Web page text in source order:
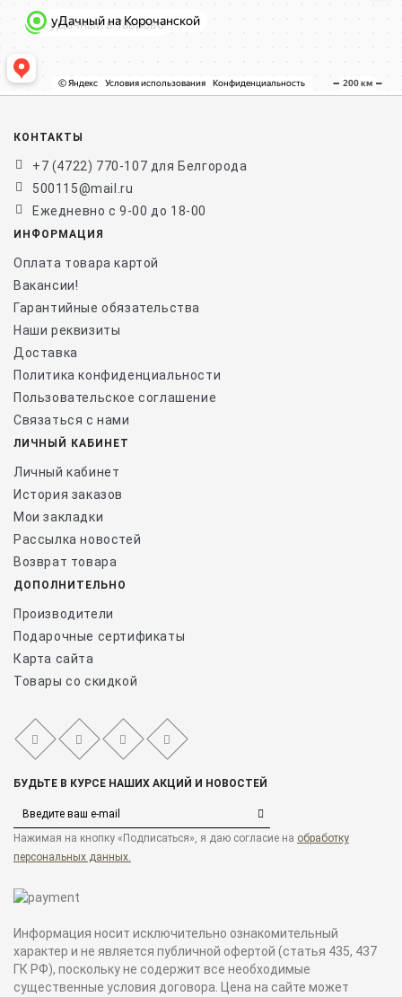
КОНТАКТЫ
+7 (4722) 770-107 для Белгорода
500115@mail.ru
Ежедневно с 9-00 до 18-00
ИНФОРМАЦИЯ
Оплата товара картой
Вакансии!
Гарантийные обязательства
Наши реквизиты
Доставка
Политика конфиденциальности
Пользовательское соглашение
Связаться с нами
ЛИЧНЫЙ КАБИНЕТ
Личный кабинет
История заказов
Мои закладки
Рассылка новостей
Возврат товара
ДОПОЛНИТЕЛЬНО
Производители
Подарочные сертификаты
Карта сайта
Товары со скидкой
БУДЬТЕ В КУРСЕ НАШИХ АКЦИЙ И НОВОСТЕЙ
Нажимая на кнопку «Подписаться», я даю cогласие на обработку
персональных данных.
Информация носит исключительно ознакомительный
характер и не является публичной офертой (статья 435, 437
ГК РФ), поскольку не содержит все необходимые
существенные условия договора. Цена на сайте может